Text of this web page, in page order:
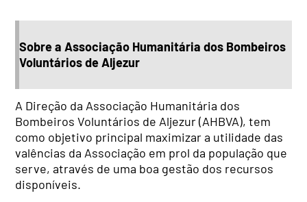
Sobre a Associação Humanitária dos Bombeiros
Voluntários de Aljezur
A Direção da Associação Humanitária dos
Bombeiros Voluntários de Aljezur (AHBVA), tem
como objetivo principal maximizar a utilidade das
valências da Associação em prol da população que
serve, através de uma boa gestão dos recursos
disponíveis.